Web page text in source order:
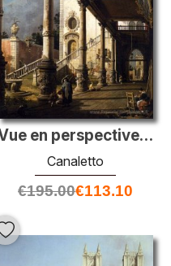
Vue en perspective avec le portique
Canaletto
€195.00€113.10